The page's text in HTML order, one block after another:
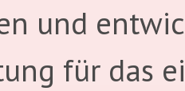
und
für das